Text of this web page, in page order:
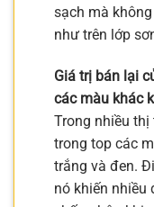
sạch mà
như trên lớp
Giá trị bán lại
các màu khác
Trong nhiều thị
trong top các
trắng và đen.
nó khiến nhiều